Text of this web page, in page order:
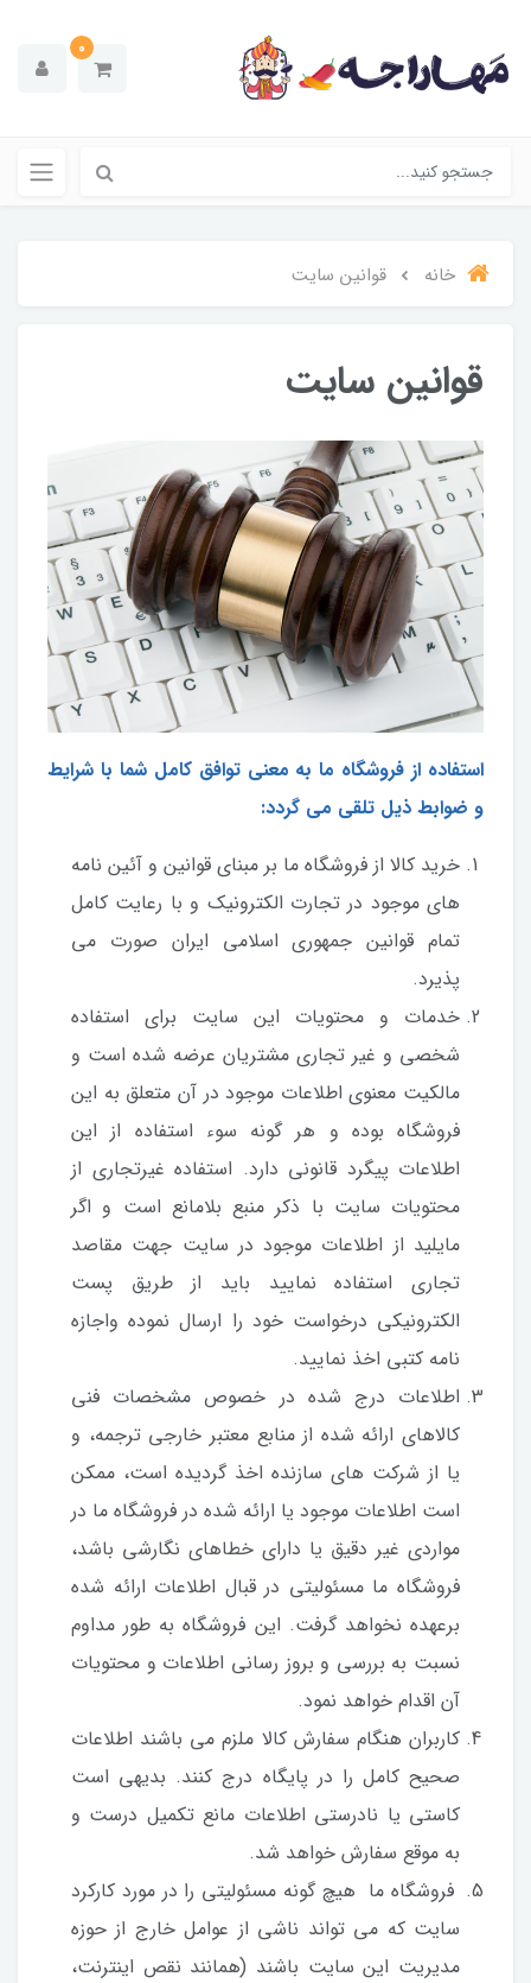
0
خانه قوانین سایت
قوانین سایت
استفاده از فروشگاه ما به معنی توافق کامل شما با شرایط
و ضوابط ذیل تلقی می گردد:
خرید کالا از فروشگاه ما بر مبنای قوانین و آئین نامه
های موجود در تجارت الکترونیک و با رعایت کامل
تمام قوانین جمهوری اسلامی ایران صورت می
پذیرد.
خدمات و محتویات این سایت براى استفاده
شخصى و غیر تجارى مشتریان عرضه شده است و
مالکیت معنوی اطلاعات موجود در آن متعلق به این
فروشگاه بوده و هر گونه سوء استفاده از این
اطلاعات پیگرد قانونی دارد. استفاده غیرتجاری از
محتویات سایت با ذکر منبع بلامانع است و اگر
مایلید از اطلاعات موجود در سایت جهت مقاصد
تجاری استفاده نمایید باید از طریق پست
الکترونیکی درخواست خود را ارسال نموده واجازه
نامه کتبی اخذ نمایید.
اطلاعات درج شده در خصوص مشخصات فنی
کالاهای ارائه شده از منابع معتبر خارجی ترجمه، و
یا از شرکت های سازنده اخذ گردیده است، ممکن
است اطلاعات موجود یا ارائه شده در فروشگاه ما در
مواردی غیر دقیق یا دارای خطاهای نگارشی باشد،
فروشگاه ما مسئولیتی در قبال اطلاعات ارائه شده
برعهده نخواهد گرفت. این فروشگاه به طور مداوم
نسبت به بررسی و بروز رسانی اطلاعات و محتویات
آن اقدام خواهد نمود.
کاربران هنگام سفارش کالا ملزم می باشند اطلاعات
صحیح کامل را در پایگاه درج کنند. بدیهی است
کاستی یا نادرستی اطلاعات مانع تکمیل درست و
به موقع سفارش خواهد شد.
فروشگاه ما هیچ گونه مسئولیتی را در مورد کارکرد
سایت که می تواند ناشى از عوامل خارج از حوزه
مدیریت این سایت باشند (همانند نقص اینترنت،